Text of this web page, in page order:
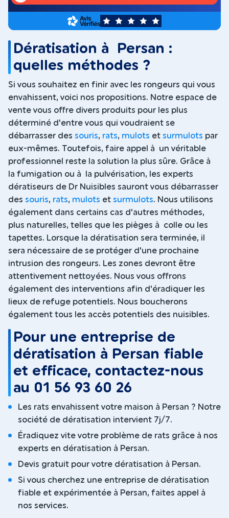
5
Dératisation à Persan :
quelles méthodes ?
Si vous souhaitez en finir avec les rongeurs qui vous
envahissent, voici nos propositions. Notre espace de
vente vous offre divers produits pour les plus
déterminé d'entre vous qui voudraient se
débarrasser des souris, rats, mulots et surmulots par
eux-mêmes. Toutefois, faire appel à un véritable
professionnel reste la solution la plus sûre. Grâce à
la fumigation ou à la pulvérisation, les experts
dératiseurs de Dr Nuisibles sauront vous débarrasser
des souris, rats, mulots et surmulots. Nous utilisons
également dans certains cas d'autres méthodes,
plus naturelles, telles que les pièges à colle ou les
tapettes. Lorsque la dératisation sera terminée, il
sera nécessaire de se protéger d'une prochaine
intrusion des rongeurs. Les zones devront être
attentivement nettoyées. Nous vous offrons
également des interventions afin d'éradiquer les
lieux de refuge potentiels. Nous boucherons
également tous les accès potentiels des nuisibles.
Pour une entreprise de
dératisation à Persan fiable
et efficace, contactez-nous
au 01 56 93 60 26
Les rats envahissent votre maison à Persan ? Notre
société de dératisation intervient 7j/7.
Éradiquez vite votre problème de rats grâce à nos
experts en dératisation à Persan.
Devis gratuit pour votre dératisation à Persan.
Si vous cherchez une entreprise de dératisation
fiable et expérimentée à Persan, faites appel à
nos services.